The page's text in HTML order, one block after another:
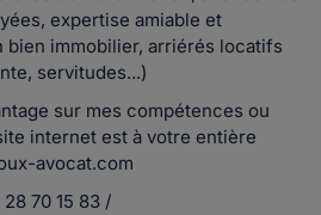
expertise amiable et
immobilier, arriérés locatifs
servitudes...)
sur mes compétences ou
internet est à votre entière
avocat.com
70 15 83 /